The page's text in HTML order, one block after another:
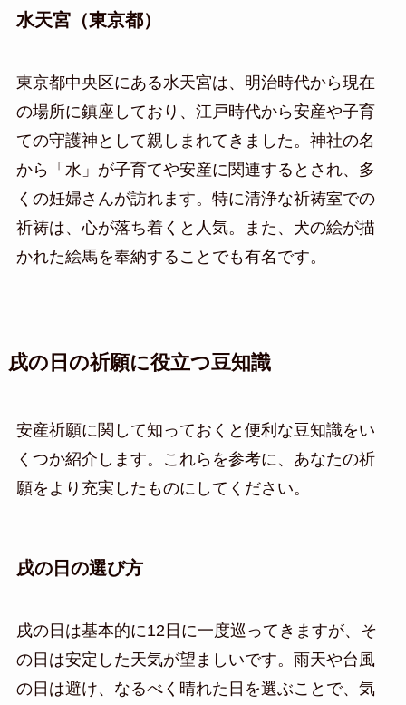
水天宮（東京都）
東京都中央区にある水天宮は、明治時代から現在
の場所に鎮座しており、江戸時代から安産や子育
ての守護神として親しまれてきました。神社の名
から「水」が子育てや安産に関連するとされ、多
くの妊婦さんが訪れます。特に清浄な祈祷室での
祈祷は、心が落ち着くと人気。また、犬の絵が描
かれた絵馬を奉納することでも有名です。
戌の日の祈願に役立つ豆知識
安産祈願に関して知っておくと便利な豆知識をい
くつか紹介します。これらを参考に、あなたの祈
願をより充実したものにしてください。
戌の日の選び方
戌の日は基本的に12日に一度巡ってきますが、そ
の日は安定した天気が望ましいです。雨天や台風
の日は避け、なるべく晴れた日を選ぶことで、気